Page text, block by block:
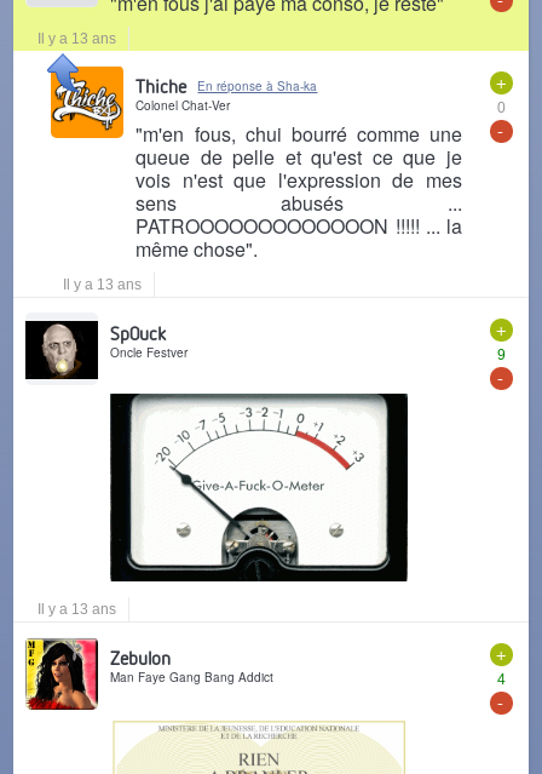
Il y a 13 ans
+
0
-
Thiche
En réponse à Sha-ka
Colonel Chat-Ver
"m'en fous, chui bourré comme une
queue de pelle et qu'est ce que je
vois n'est que l'expression de mes
sens abusés ...
PATROOOOOOOOOOOOON !!!!! ... la
même chose".
Il y a 13 ans
+
9
-
Sp0uck
Oncle Festver
Il y a 13 ans
+
4
-
Zebulon
Man Faye Gang Bang Addict